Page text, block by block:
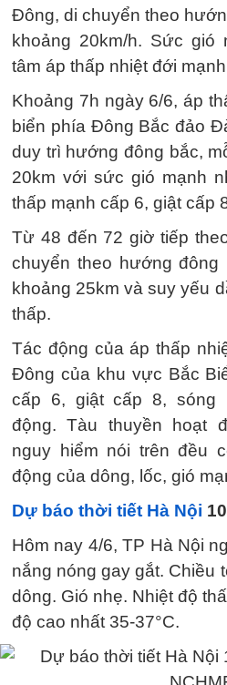
Đông, di chuyển theo
khoảng 20km/h. Sức gió
tâm áp thấp nhiệt đới
Khoảng 7h ngày 6/6, áp
biển phía Đông Bắc đảo
duy trì hướng đông bắc,
20km với sức gió mạnh
thấp mạnh cấp 6, giật cấp
Từ 48 đến 72 giờ tiếp
chuyển theo hướng
khoảng 25km và suy yếu
thấp.
Tác động của áp thấp
Đông của khu vực Bắc
cấp 6, giật cấp 8, sóng
động. Tàu thuyền hoạt
nguy hiểm nói trên đều
động của dông, lốc, gió
Dự báo thời tiết Hà Nội
Hôm nay 4/6, TP Hà Nội
nắng nóng gay gắt. Chiều
dông. Gió nhẹ. Nhiệt độ
độ cao nhất 35-37°C.